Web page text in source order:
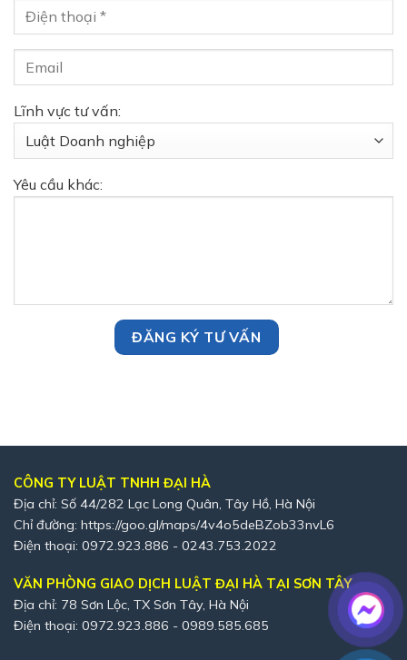
Lĩnh vực tư vấn:
Yêu cầu khác:
CÔNG TY LUẬT TNHH ĐẠI HÀ
Địa chỉ: Số 44/282 Lạc Long Quân, Tây Hồ, Hà Nội
Chỉ đường: https://goo.gl/maps/4v4o5deBZob33nvL6
Điện thoại: 0972.923.886 - 0243.753.2022
VĂN PHÒNG GIAO DỊCH LUẬT ĐẠI HÀ TẠI SƠN TÂY
Địa chỉ: 78 Sơn Lộc, TX Sơn Tây, Hà Nội
Điện thoại: 0972.923.886 - 0989.585.685